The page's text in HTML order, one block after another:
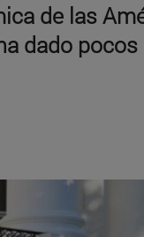
de las
dado